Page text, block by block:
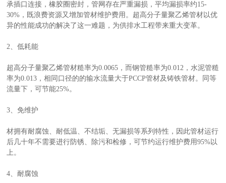
承插口连接，橡胶圈密封，管网存在严重漏损，平均漏损率约15-
30%，既浪费资源又增加管材维护费用。超高分子量聚乙烯管材以优
异的性能成功的解决了这一难题，为供排水工程带来重大变革。
2、低耗能
超高分子量聚乙烯管材糙率为0.0065，而钢管糙率为0.012，水泥管糙
率为0.013，相同口径的的输水流量大于PCCP管材及铸铁管材。同等
流量下，可节能25%。
3、免维护
材拥有耐腐蚀、耐低温、不结垢、无漏损等系列特性，因此管材运行
后几十年不需要进行防锈、除污和检修，可节约运行维护费用95%以
上。
4、耐腐蚀